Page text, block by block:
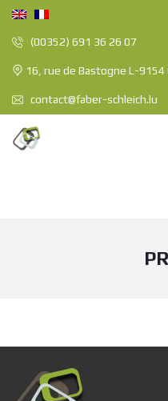
(00352) 691 36 26 07
16, rue de Bastogne L-9154
contact@faber-schleich.lu